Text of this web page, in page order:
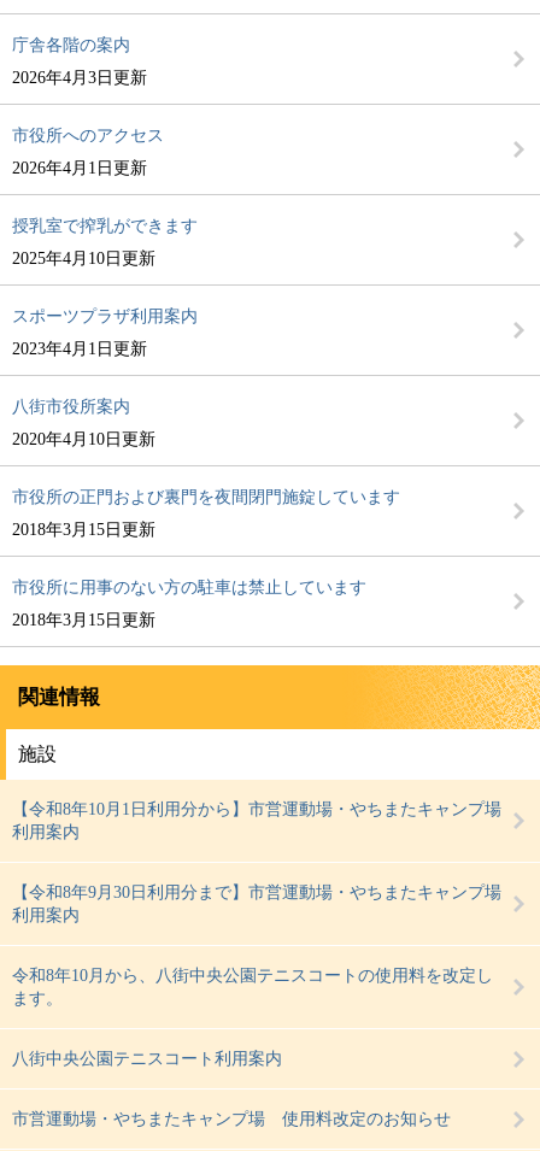
庁舎各階の案内
2026年4月3日更新
市役所へのアクセス
2026年4月1日更新
授乳室で搾乳ができます
2025年4月10日更新
スポーツプラザ利用案内
2023年4月1日更新
八街市役所案内
2020年4月10日更新
市役所の正門および裏門を夜間閉門施錠しています
2018年3月15日更新
市役所に用事のない方の駐車は禁止しています
2018年3月15日更新
関連情報
施設
【令和8年10月1日利用分から】市営運動場・やちまたキャンプ場
利用案内
【令和8年9月30日利用分まで】市営運動場・やちまたキャンプ場
利用案内
令和8年10月から、八街中央公園テニスコートの使用料を改定し
ます。
八街中央公園テニスコート利用案内
市営運動場・やちまたキャンプ場 使用料改定のお知らせ